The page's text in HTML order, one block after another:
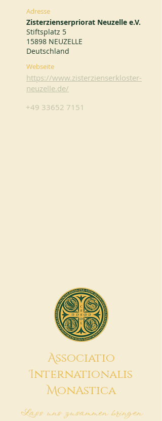
Adresse
Zisterzienserpriorat Neuzelle e.V.
Stiftsplatz 5
15898 NEUZELLE
Deutschland
Webseite
https://www.zisterzienserkloster-
neuzelle.de/
+49 33652 7151
Associatio
Internationalis
MonAstica
Lass uns zusammen bringen